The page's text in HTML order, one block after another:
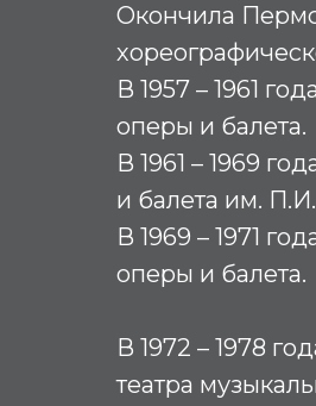
Окончила
В 1957 – 1961
оперы и балета.
В 1961 – 1969
и балета им.
В 1969 – 1971
оперы и балета.
В 1972 – 1978
театра